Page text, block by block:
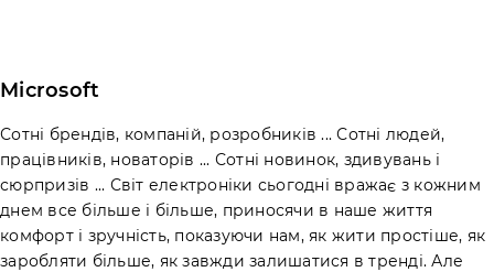
Microsoft
Сотні брендів, компаній, розробників ... Сотні людей,
працівників, новаторів ... Сотні новинок, здивувань і
сюрпризів ... Світ електроніки сьогодні вражає з кожним
днем ​​все більше і більше, приносячи в наше життя
комфорт і зручність, показуючи нам, як жити простіше, як
заробляти більше, як завжди залишатися в тренді. Але